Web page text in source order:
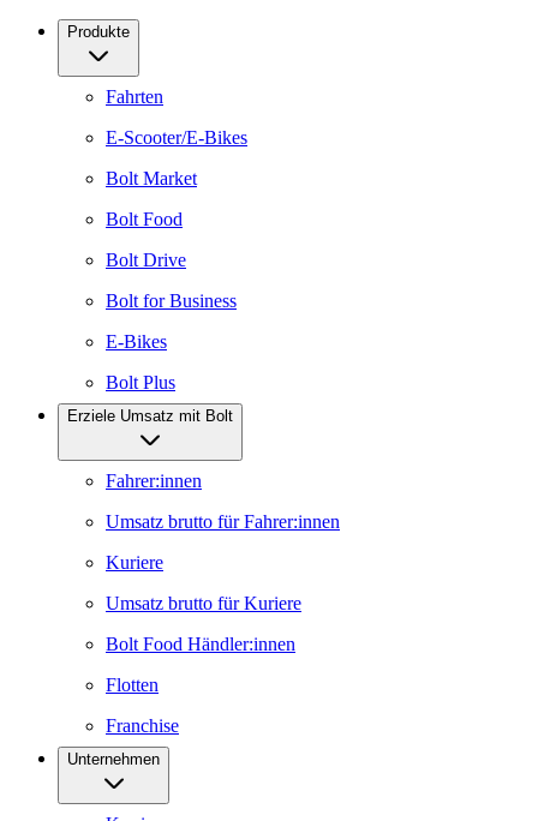
Produkte
Fahrten
E-Scooter/E-Bikes
Bolt Market
Bolt Food
Bolt Drive
Bolt for Business
E-Bikes
Bolt Plus
Erziele Umsatz mit Bolt
Fahrer:innen
Umsatz brutto für Fahrer:innen
Kuriere
Umsatz brutto für Kuriere
Bolt Food Händler:innen
Flotten
Franchise
Unternehmen